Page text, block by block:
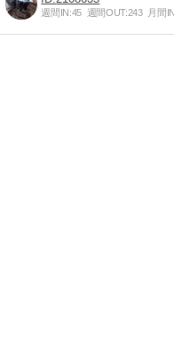
週間IN:45 週間OUT:243 月間